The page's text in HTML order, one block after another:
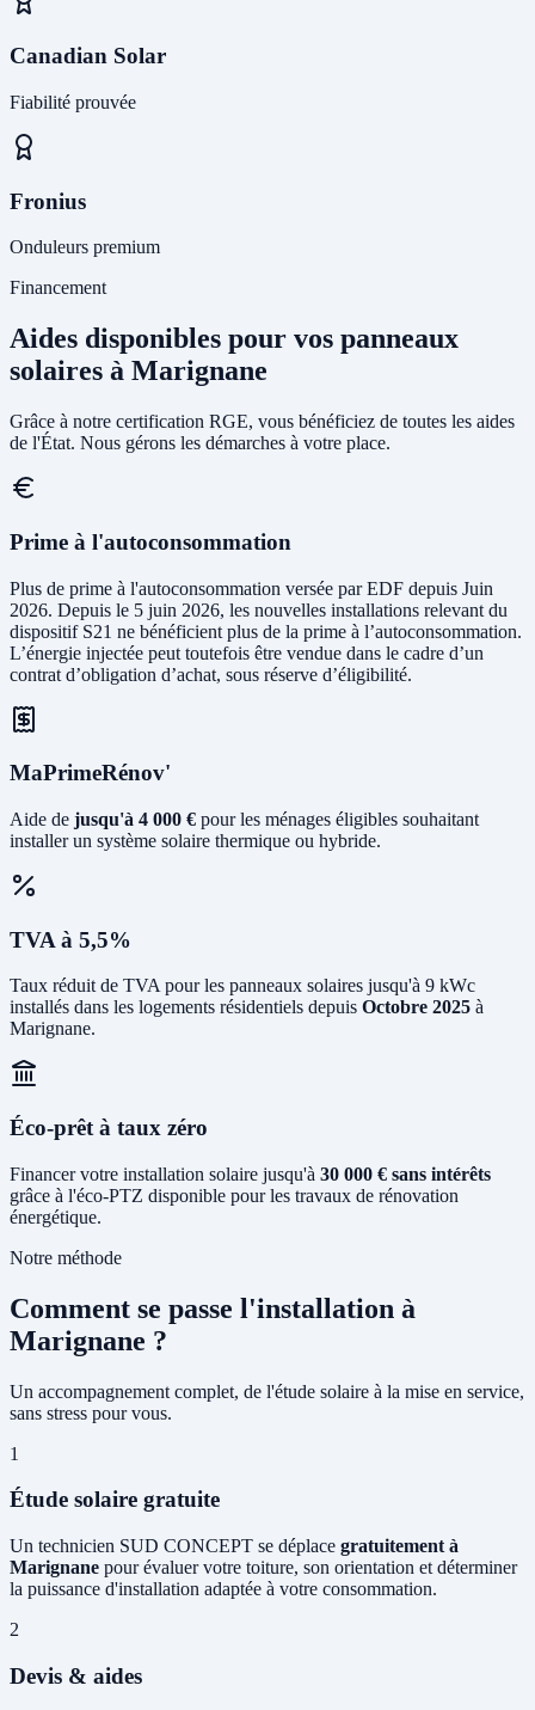
Canadian Solar
Fiabilité prouvée
Fronius
Onduleurs premium
Financement
Aides disponibles pour vos panneaux
solaires à Marignane
Grâce à notre certification RGE, vous bénéficiez de toutes les aides
de l'État. Nous gérons les démarches à votre place.
Prime à l'autoconsommation
Plus de prime à l'autoconsommation versée par EDF depuis Juin
2026. Depuis le 5 juin 2026, les nouvelles installations relevant du
dispositif S21 ne bénéficient plus de la prime à l’autoconsommation.
L’énergie injectée peut toutefois être vendue dans le cadre d’un
contrat d’obligation d’achat, sous réserve d’éligibilité.
MaPrimeRénov'
Aide de jusqu'à 4 000 € pour les ménages éligibles souhaitant
installer un système solaire thermique ou hybride.
TVA à 5,5%
Taux réduit de TVA pour les panneaux solaires jusqu'à 9 kWc
installés dans les logements résidentiels depuis Octobre 2025 à
Marignane.
Éco-prêt à taux zéro
Financer votre installation solaire jusqu'à 30 000 € sans intérêts
grâce à l'éco-PTZ disponible pour les travaux de rénovation
énergétique.
Notre méthode
Comment se passe l'installation à
Marignane ?
Un accompagnement complet, de l'étude solaire à la mise en service,
sans stress pour vous.
1
Étude solaire gratuite
Un technicien SUD CONCEPT se déplace gratuitement à
Marignane pour évaluer votre toiture, son orientation et déterminer
la puissance d'installation adaptée à votre consommation.
2
Devis & aides